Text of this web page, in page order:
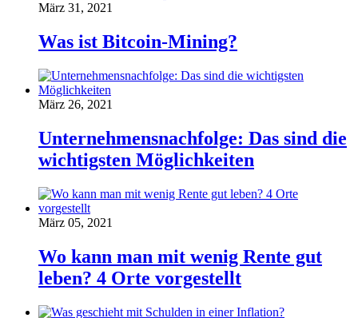
März 31, 2021
Was ist Bitcoin-Mining?
März 26, 2021
Unternehmensnachfolge: Das sind die
wichtigsten Möglichkeiten
März 05, 2021
Wo kann man mit wenig Rente gut
leben? 4 Orte vorgestellt